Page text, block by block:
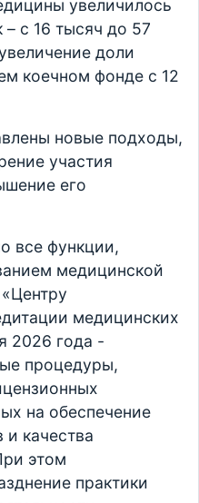
увеличилось
– с 16 тысяч до 57
доли
коечном фонде с 12
новые подходы,
участия
его
все функции,
медицинской
медицинских
2026 года -
процедуры,
на обеспечение
и качества
этом
практики